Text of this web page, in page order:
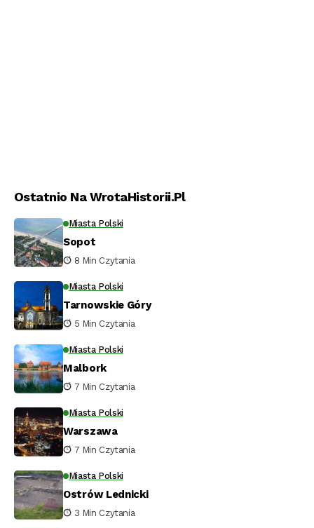
Ostatnio Na WrotaHistorii.pl
Miasta Polski
Sopot
8 Min Czytania
Miasta Polski
Tarnowskie Góry
5 Min Czytania
Miasta Polski
Malbork
7 Min Czytania
Miasta Polski
Warszawa
7 Min Czytania
Miasta Polski
Ostrów Lednicki
3 Min Czytania